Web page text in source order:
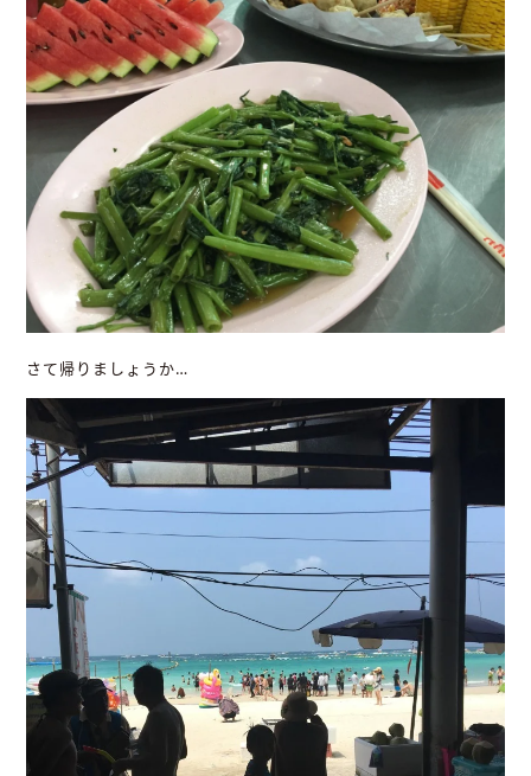
さて帰りましょうか…